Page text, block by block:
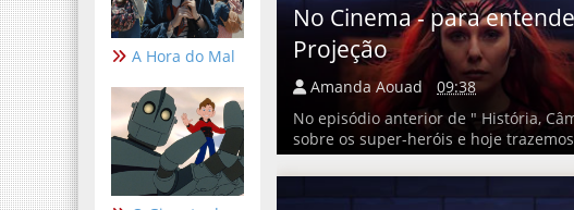
A Hora do Mal
No Cinema - para
Projeção
Amanda Aouad
09:38
No episódio anterior de " História,
sobre os super-heróis e hoje